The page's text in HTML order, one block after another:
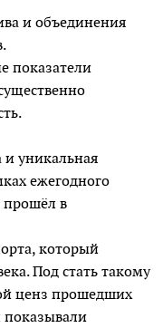
и объединения
показатели
и уникальная
ежегодного
прошёл в
который
Под стать такому
ценз прошедших
показывали